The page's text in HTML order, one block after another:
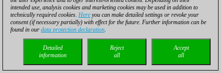
intended use, analysis cookies and marketing cookies may be used in addition to
technically required cookies. Here you can make detailed settings or revoke your
consent (if necessary partially) with effect for the future. Further information can be
found in our data protection declaration.
Accept
all
Reject
all
Detailed
information